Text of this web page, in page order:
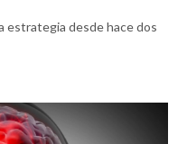
estrategia desde hace dos